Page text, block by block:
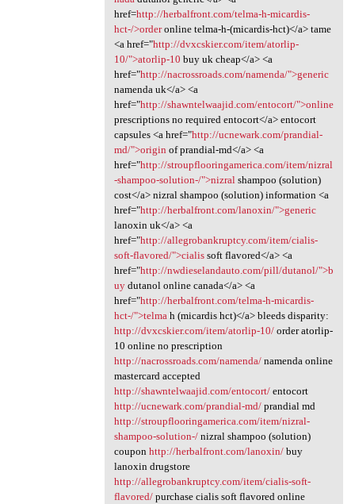
href=http://herbalfront.com/telma-h-micardis-
hct-/>orderonline telma-h-(micardis-hct)</a> tame
<a href="http://dvxcskier.com/item/atorlip-
10/">atorlip-10 buy uk cheap</a> <a
href="http://nacrossroads.com/namenda/">generic
namenda uk</a> <a
href="http://shawntelwaajid.com/entocort/">online
prescriptions no required entocort</a> entocort
capsules <a href="http://ucnewark.com/prandial-
md/">origin of prandial-md</a> <a
href="http://stroupflooringamerica.com/item/nizral
-shampoo-solution-/">nizralshampoo (solution)
cost</a> nizral shampoo (solution) information <a
href="http://herbalfront.com/lanoxin/">generic
lanoxin uk</a> <a
href="http://allegrobankruptcy.com/item/cialis-
soft-flavored/">cialissoft flavored</a> <a
href="http://nwdieselandauto.com/pill/dutanol/">b
uydutanol online canada</a> <a
href="http://herbalfront.com/telma-h-micardis-
hct-/">telmah (micardis hct)</a> bleeds disparity:
http://dvxcskier.com/item/atorlip-10/order atorlip-
10 online no prescription
http://nacrossroads.com/namenda/namenda online
mastercard accepted
http://shawntelwaajid.com/entocort/entocort
http://ucnewark.com/prandial-md/prandial md
http://stroupflooringamerica.com/item/nizral-
shampoo-solution-/nizral shampoo (solution)
coupon http://herbalfront.com/lanoxin/buy
lanoxin drugstore
http://allegrobankruptcy.com/item/cialis-soft-
flavored/purchase cialis soft flavored online